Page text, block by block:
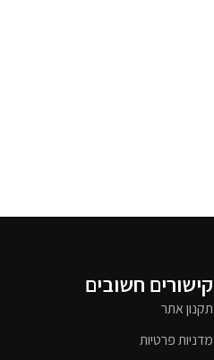
קישורים חשובים
תקנון אתר
מדניות פרטיות